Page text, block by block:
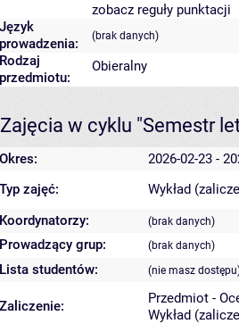
zobacz reguły punktacji
Język
prowadzenia:
(brak danych)
Rodzaj
przedmiotu:
Obieralny
Zajęcia w cyklu "Semestr
Okres:
2026-02-23 -
Typ zajęć:
Wykład
Koordynatorzy:
(brak danych)
Prowadzący grup: (brak danych)
Lista studentów: (nie masz
Zaliczenie:
Przedmiot -
Wykład